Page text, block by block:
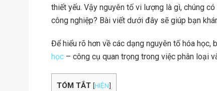
thiết yếu. Vậy nguyên tố vi lượng là gì, chúng
công nghiệp? Bài viết dưới đây sẽ giúp bạn
Để hiểu rõ hơn về các dạng nguyên tố hóa học,
học – công cụ quan trọng trong việc phân loại
TÓM TẮT [HIỆN]